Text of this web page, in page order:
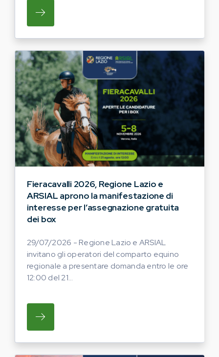
SU REGIONE LAZIO E ARSIAL HANNO
Fieracavalli 2026, Regione Lazio e
ARSIAL aprono la manifestazione di
interesse per l’assegnazione gratuita
dei box
29/07/2026 - Regione Lazio e ARSIAL
invitano gli operatori del comparto equino
regionale a presentare domanda entro le ore
12:00 del 21...
SU REGIONE LAZIO E ARSIAL INVITANO